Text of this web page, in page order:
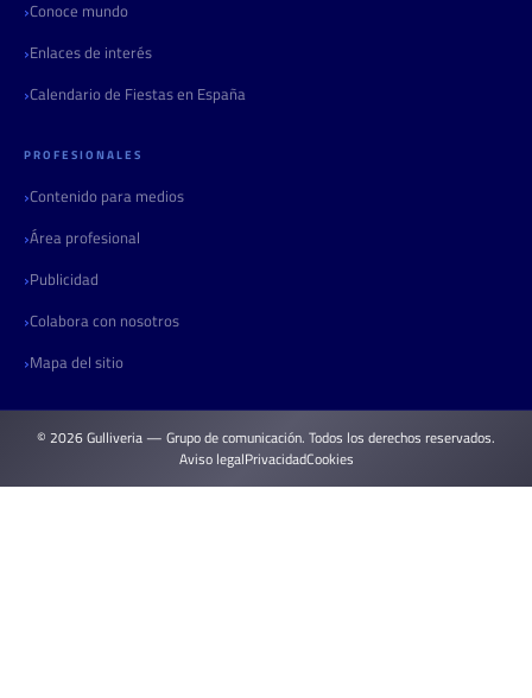
Conoce mundo
Enlaces de interés
Calendario de Fiestas en España
PROFESIONALES
Contenido para medios
Área profesional
Publicidad
Colabora con nosotros
Mapa del sitio
© 2026 Gulliveria — Grupo de comunicación. Todos los derechos reservados.
Aviso legalPrivacidadCookies